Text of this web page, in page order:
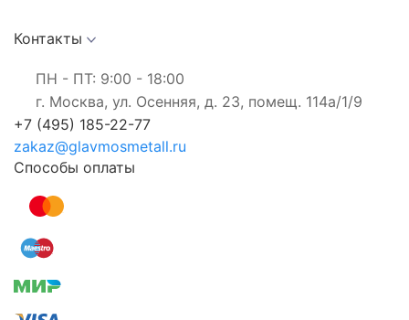
Контакты
ПН - ПТ: 9:00 - 18:00
г. Москва, ул. Осенняя, д. 23, помещ. 114а/1/9
+7 (495) 185-22-77
zakaz@glavmosmetall.ru
Способы оплаты